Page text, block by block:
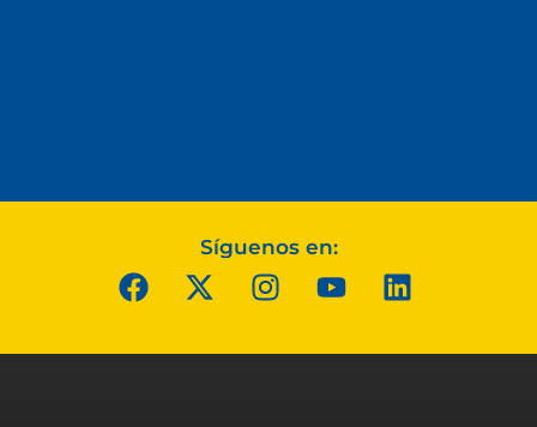
Síguenos en: